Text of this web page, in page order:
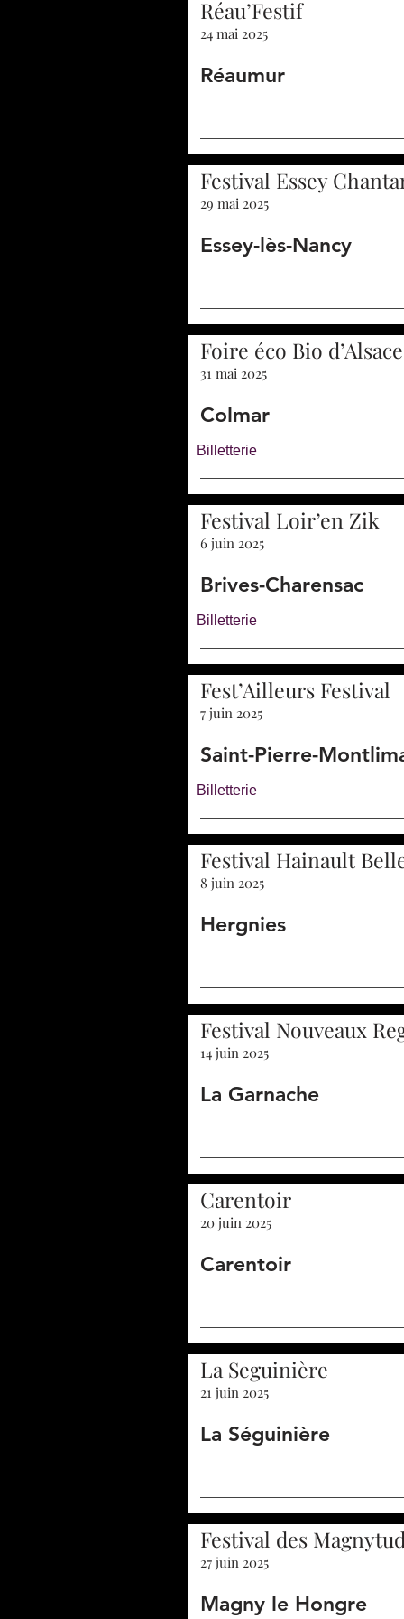
Réau’Festif
24 mai 2025
Réaumur
Festival Essey
29 mai 2025
Essey-lès-Nancy
Foire éco Bio d’Alsace
31 mai 2025
Colmar
Billetterie
Festival Loir’en Zik
6 juin 2025
Brives-Charensac
Billetterie
Fest’Ailleurs Festival
7 juin 2025
Saint-Pierre-
Billetterie
Festival Hainault
8 juin 2025
Hergnies
Festival Nouveaux
14 juin 2025
La Garnache
Carentoir
20 juin 2025
Carentoir
La Seguinière
21 juin 2025
La Séguinière
Festival des
27 juin 2025
Magny le Hongre